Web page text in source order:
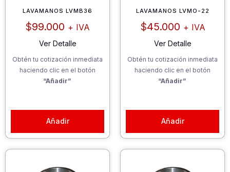
LAVAMANOS LVMB36
$99.000 + IVA
Ver Detalle
Obtén tu cotización inmediata
haciendo clic en el botón
“Añadir”
Añadir
LAVAMANOS LVMO-22
$45.000 + IVA
Ver Detalle
Obtén tu cotización inmediata
haciendo clic en el botón
“Añadir”
Añadir